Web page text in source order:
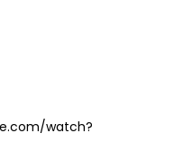
watch?